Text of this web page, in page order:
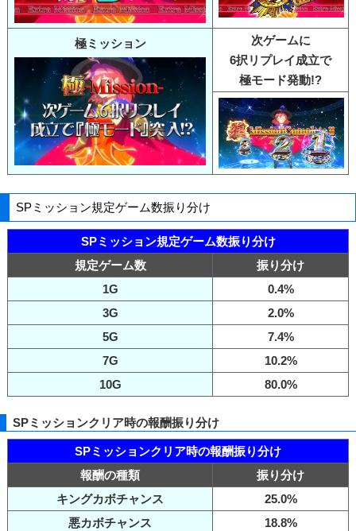
極ミッション
次ゲームに
6択リプレイ成立で
極モード発動!?
SPミッション規定ゲーム数振り分け
SPミッション規定ゲーム数振り分け
規定ゲーム数
振り分け
1G
0.4%
3G
2.0%
5G
7.4%
7G
10.2%
10G
80.0%
SPミッションクリア時の報酬振り分け
SPミッションクリア時の報酬振り分け
報酬の種類
振り分け
キングカボチャンス
25.0%
悪カボチャンス
18.8%